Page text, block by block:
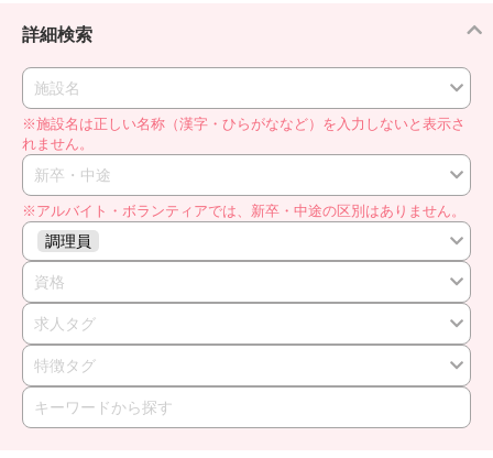
詳細検索
施設名
※施設名は正しい名称（漢字・ひらがななど）を入力しないと表示さ
れません。
新卒・中途
※アルバイト・ボランティアでは、新卒・中途の区別はありません。
調理員
資格
求人タグ
特徴タグ